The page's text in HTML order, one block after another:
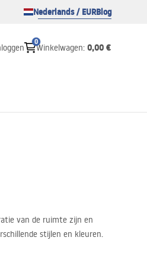
Nederlands / EURBlog
0
Winkelwagen: 0,00 €
van de ruimte zijn en
stijlen en kleuren.